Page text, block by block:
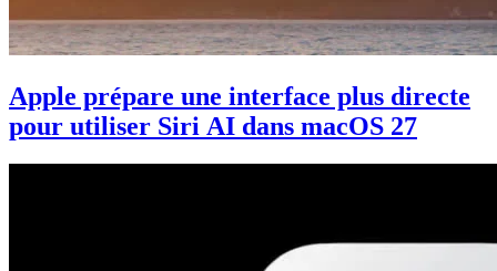
Apple prépare une interface plus directe
pour utiliser Siri AI dans macOS 27